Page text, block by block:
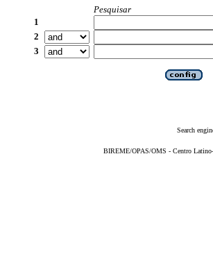
Pesquisar
1
2
3
Search
BIREME/OPAS/OMS - Centro Latino-